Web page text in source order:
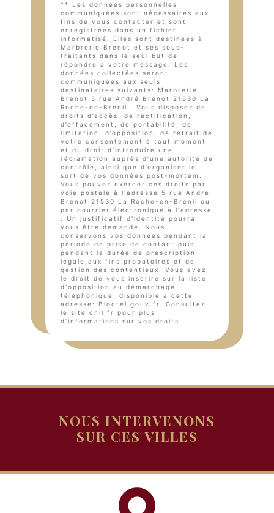
** Les données personnelles
communiquées sont nécessaires aux
fins de vous contacter et sont
enregistrées dans un fichier
informatisé. Elles sont destinées à
Marbrerie Brenot et ses sous-
traitants dans le seul but de
répondre à votre message. Les
données collectées seront
communiquées aux seuls
destinataires suivants: Marbrerie
Brenot 5 rue André Brenot 21530 La
Roche-en-Brenil . Vous disposez de
droits d’accès, de rectification,
d’effacement, de portabilité, de
limitation, d’opposition, de retrait de
votre consentement à tout moment
et du droit d’introduire une
réclamation auprès d’une autorité de
contrôle, ainsi que d’organiser le
sort de vos données post-mortem.
Vous pouvez exercer ces droits par
voie postale à l'adresse 5 rue André
Brenot 21530 La Roche-en-Brenil ou
par courrier électronique à l'adresse
. Un justificatif d'identité pourra
vous être demandé. Nous
conservons vos données pendant la
période de prise de contact puis
pendant la durée de prescription
légale aux fins probatoires et de
gestion des contentieux. Vous avez
le droit de vous inscrire sur la liste
d'opposition au démarchage
téléphonique, disponible à cette
adresse: Bloctel.gouv.fr . Consultez
le site cnil.fr pour plus
d’informations sur vos droits.
NOUS INTERVENONS
SUR CES VILLES